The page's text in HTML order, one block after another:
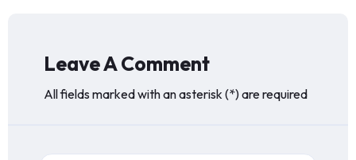
Leave A Comment
All fields marked with an asterisk (*) are required